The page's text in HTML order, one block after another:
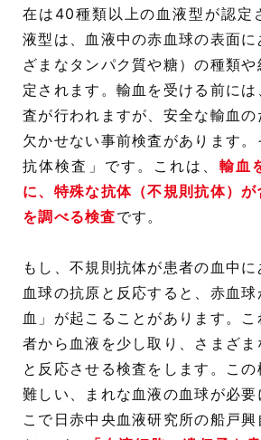
在は40種類以上の血液型が認定
液型は、血液中の赤血球の表面に
ざまなタンパク質や糖）の種類
定されます。輸血を受ける前に
査が行われますが、安全な輸血
欠かせない事前検査があります
抗体検査」です。これは、 輸血
に、特殊な抗体（不規則抗体）
を調べる検査です。
もし、不規則抗体が患者の血中
血球の抗原と反応すると、赤血
血」が起こることがあります。
者から血液を少し取り、さまざ
と反応させる検査をします。こ
難しい、まれな血液の血球が必
こで日赤中央血液研究所の船戸